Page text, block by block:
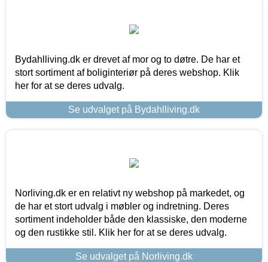
Bydahlliving.dk er drevet af mor og to døtre. De har et
stort sortiment af boliginteriør på deres webshop. Klik
her for at se deres udvalg.
Se udvalget på Bydahlliving.dk
Norliving.dk er en relativt ny webshop på markedet, og
de har et stort udvalg i møbler og indretning. Deres
sortiment indeholder både den klassiske, den moderne
og den rustikke stil. Klik her for at se deres udvalg.
Se udvalget på Norliving.dk